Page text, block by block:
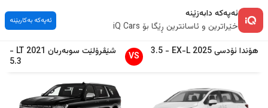
ئەپەکە دابەزێنە
خێراترین و ئاسانترین ڕێگا بۆ iQ Cars
ئەپەکە بەکاربێنە
هۆندا ئۆدسی2025
EX-L
-
3.5
VS شێڤرۆلێت سوبەربان 2021
LT
-
5.3